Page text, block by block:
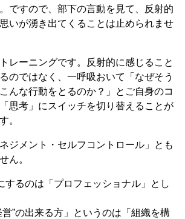
ですので、部下の言動を見て、反射的
いが湧き出てくることは止められませ
レーニングです。反射的に感じること
のではなく、一呼吸おいて「なぜそう
んな行動をとるのか？」とご自身のコ
思考」にスイッチを切り替えることが
。
ジメント・セルフコントロール」とも
ん。
するのは「プロフェッショナル」とし
”の出来る方」というのは「組織を構